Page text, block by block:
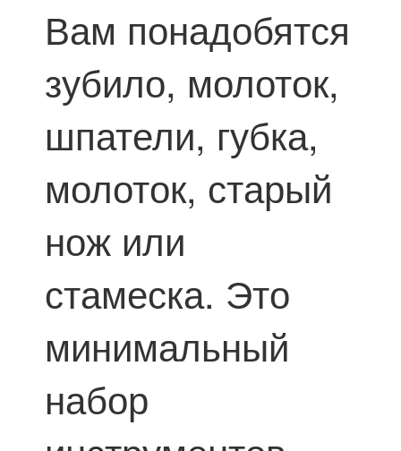
Вам понадобятся
зубило, молоток,
шпатели, губка,
молоток, старый
нож или
стамеска. Это
минимальный
набор